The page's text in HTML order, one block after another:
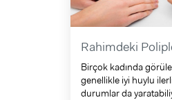
Rahimdeki
Birçok kadında
genellikle iyi huylu
durumlar da